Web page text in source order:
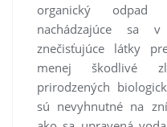
organický odpad
nachádzajúce sa
znečisťujúce látky
menej škodlivé
prirodzených
sú nevyhnutné na